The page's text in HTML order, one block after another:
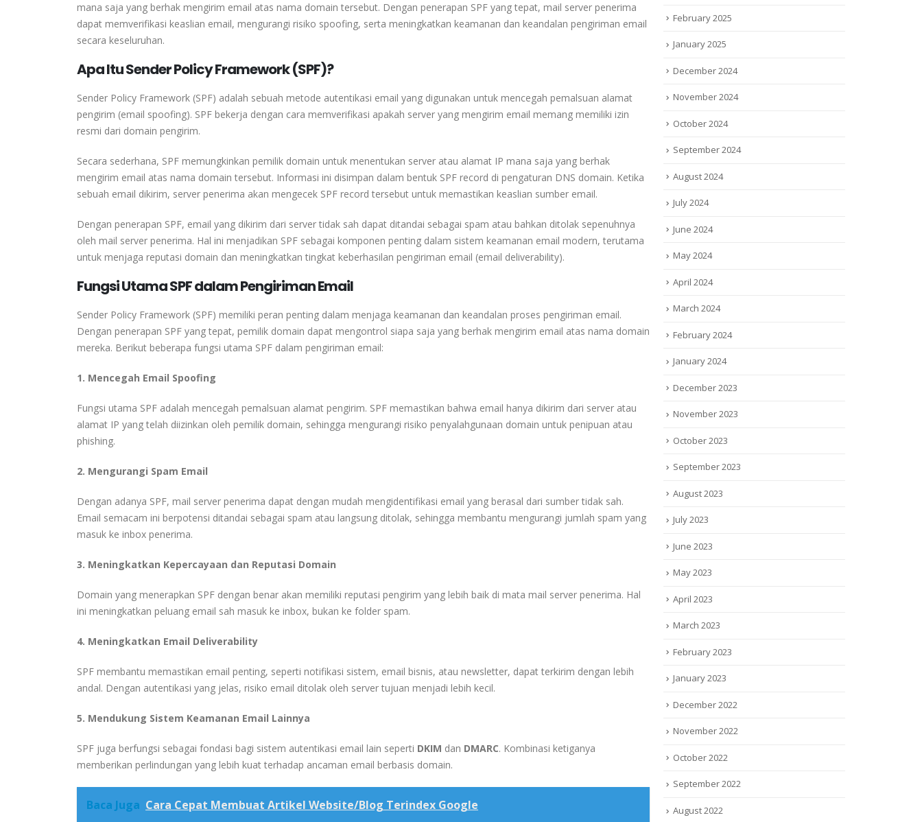
mana saja yang berhak mengirim email atas nama domain tersebut. Dengan penerapan SPF yang tepat, mail server penerima
dapat memverifikasi keaslian email, mengurangi risiko spoofing, serta meningkatkan keamanan dan keandalan pengiriman email
secara keseluruhan.
Apa Itu Sender Policy Framework (SPF)?
Sender Policy Framework (SPF) adalah sebuah metode autentikasi email yang digunakan untuk mencegah pemalsuan alamat
pengirim (email spoofing). SPF bekerja dengan cara memverifikasi apakah server yang mengirim email memang memiliki izin
resmi dari domain pengirim.
Secara sederhana, SPF memungkinkan pemilik domain untuk menentukan server atau alamat IP mana saja yang berhak
mengirim email atas nama domain tersebut. Informasi ini disimpan dalam bentuk SPF record di pengaturan DNS domain. Ketika
sebuah email dikirim, server penerima akan mengecek SPF record tersebut untuk memastikan keaslian sumber email.
Dengan penerapan SPF, email yang dikirim dari server tidak sah dapat ditandai sebagai spam atau bahkan ditolak sepenuhnya
oleh mail server penerima. Hal ini menjadikan SPF sebagai komponen penting dalam sistem keamanan email modern, terutama
untuk menjaga reputasi domain dan meningkatkan tingkat keberhasilan pengiriman email (email deliverability).
Fungsi Utama SPF dalam Pengiriman Email
Sender Policy Framework (SPF) memiliki peran penting dalam menjaga keamanan dan keandalan proses pengiriman email.
Dengan penerapan SPF yang tepat, pemilik domain dapat mengontrol siapa saja yang berhak mengirim email atas nama domain
mereka. Berikut beberapa fungsi utama SPF dalam pengiriman email:
1. Mencegah Email Spoofing
Fungsi utama SPF adalah mencegah pemalsuan alamat pengirim. SPF memastikan bahwa email hanya dikirim dari server atau
alamat IP yang telah diizinkan oleh pemilik domain, sehingga mengurangi risiko penyalahgunaan domain untuk penipuan atau
phishing.
2. Mengurangi Spam Email
Dengan adanya SPF, mail server penerima dapat dengan mudah mengidentifikasi email yang berasal dari sumber tidak sah.
Email semacam ini berpotensi ditandai sebagai spam atau langsung ditolak, sehingga membantu mengurangi jumlah spam yang
masuk ke inbox penerima.
3. Meningkatkan Kepercayaan dan Reputasi Domain
Domain yang menerapkan SPF dengan benar akan memiliki reputasi pengirim yang lebih baik di mata mail server penerima. Hal
ini meningkatkan peluang email sah masuk ke inbox, bukan ke folder spam.
4. Meningkatkan Email Deliverability
SPF membantu memastikan email penting, seperti notifikasi sistem, email bisnis, atau newsletter, dapat terkirim dengan lebih
andal. Dengan autentikasi yang jelas, risiko email ditolak oleh server tujuan menjadi lebih kecil.
5. Mendukung Sistem Keamanan Email Lainnya
SPF juga berfungsi sebagai fondasi bagi sistem autentikasi email lain seperti DKIM dan DMARC. Kombinasi ketiganya
memberikan perlindungan yang lebih kuat terhadap ancaman email berbasis domain.
Baca Juga Cara Cepat Membuat Artikel Website/Blog Terindex Google
February 2025
January 2025
December 2024
November 2024
October 2024
September 2024
August 2024
July 2024
June 2024
May 2024
April 2024
March 2024
February 2024
January 2024
December 2023
November 2023
October 2023
September 2023
August 2023
July 2023
June 2023
May 2023
April 2023
March 2023
February 2023
January 2023
December 2022
November 2022
October 2022
September 2022
August 2022